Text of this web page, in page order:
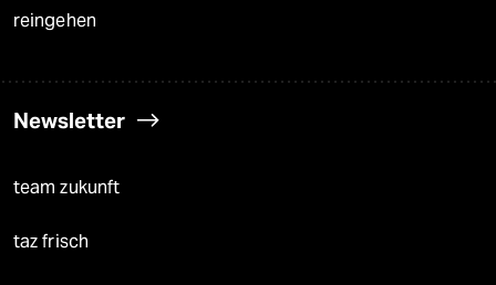
reingehen
Newsletter
team zukunft
taz frisch